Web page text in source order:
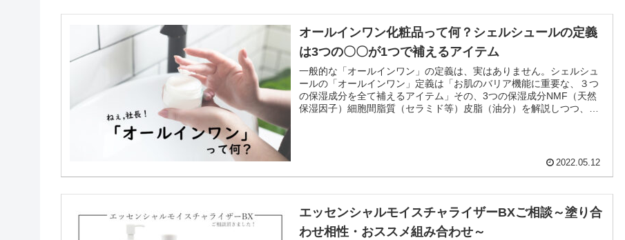
オールインワン化粧品って何？シェルシュールの定義
は3つの〇〇が1つで補えるアイテム
一般的な「オールインワン」の定義は、実はありません。シェルシュ
ールの「オールインワン」定義は「お肌のバリア機能に重要な、３つ
の保湿成分を全て補えるアイテム」その、3つの保湿成分NMF（天然
保湿因子）細胞間脂質（セラミド等）皮脂（油分）を解説しつつ、シ
2022.05.12
エッセンシャルモイスチャライザーBXご相談～塗り合
わせ相性・おススメ組み合わせ～